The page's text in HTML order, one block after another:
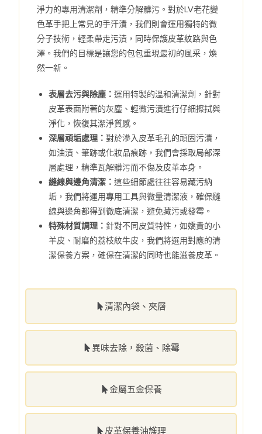
清潔內袋、夾層
異味去除，殺菌、除霉
金屬五金保養
皮革保養油護理
淨力的專用清潔劑，精準分解髒污。對於LV老花變
色革手把上常見的手汗漬，我們則會運用獨特的微
分子技術，輕柔帶走污漬，同時保護皮革紋路與色
澤。我們的目標是讓您的包包重現最初的風采，煥
然一新。
表層去污與除塵：運用特製的溫和清潔劑，針對
皮革表面附著的灰塵、輕微污漬進行仔細擦拭與
淨化，恢復其潔淨質感。
深層頑垢處理：對於滲入皮革毛孔的頑固污漬，
如油漬、筆跡或化妝品痕跡，我們會採取局部深
層處理，精準瓦解髒污而不傷及皮革本身。
縫線與邊角清潔：這些細節處往往容易藏污納
垢，我們將運用專用工具與微量清潔液，確保縫
線與邊角都得到徹底清潔，避免藏污或發霉。
特殊材質調理： 針對不同皮質特性，如嬌貴的小
羊皮、耐磨的荔枝紋牛皮，我們將選用對應的清
潔保養方案，確保在清潔的同時也能滋養皮革。